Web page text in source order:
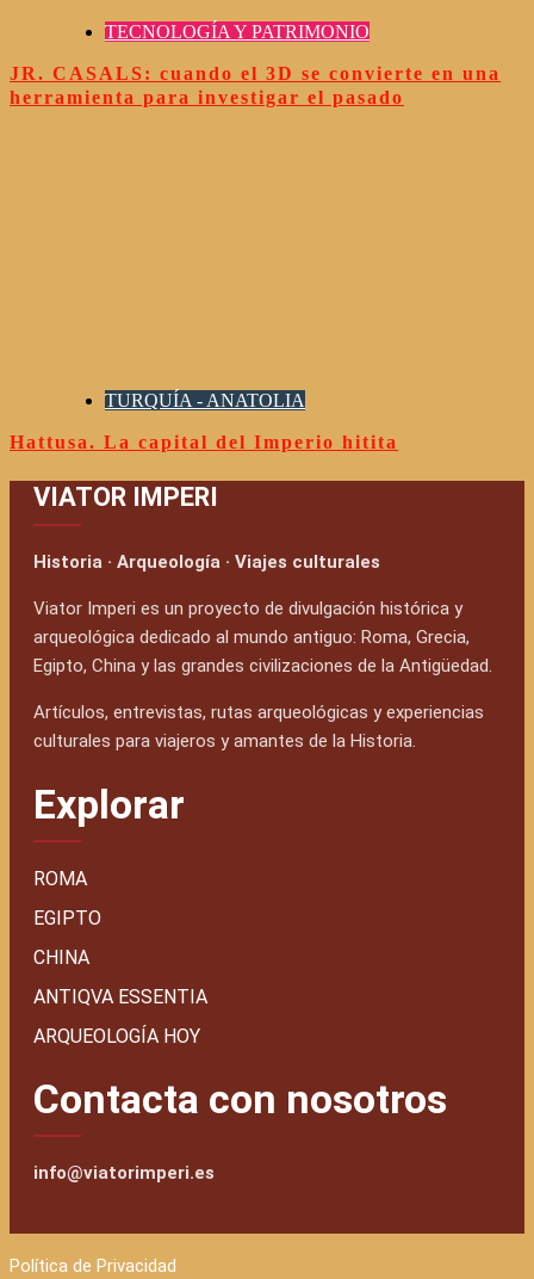
TECNOLOGÍA Y PATRIMONIO
JR. CASALS: cuando el 3D se convierte en una
herramienta para investigar el pasado
TURQUÍA - ANATOLIA
Hattusa. La capital del Imperio hitita
VIATOR IMPERI
Historia · Arqueología · Viajes culturales
Viator Imperi es un proyecto de divulgación histórica y
arqueológica dedicado al mundo antiguo: Roma, Grecia,
Egipto, China y las grandes civilizaciones de la Antigüedad.
Artículos, entrevistas, rutas arqueológicas y experiencias
culturales para viajeros y amantes de la Historia.
Explorar
ROMA
EGIPTO
CHINA
ANTIQVA ESSENTIA
ARQUEOLOGÍA HOY
Contacta con nosotros
info@viatorimperi.es
Política de Privacidad